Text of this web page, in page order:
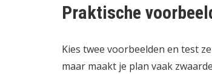
Praktische
Kies twee voorbeelden en test
maar maakt je plan vaak